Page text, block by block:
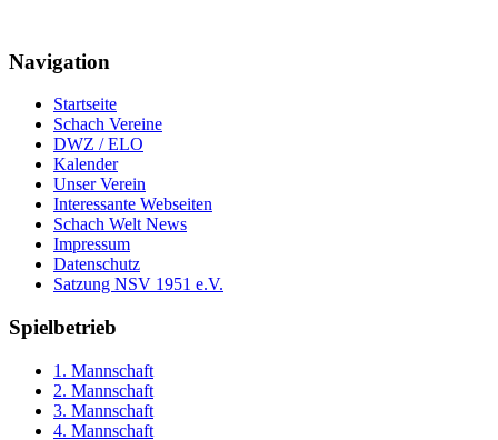
Navigation
Startseite
Schach Vereine
DWZ / ELO
Kalender
Unser Verein
Interessante Webseiten
Schach Welt News
Impressum
Datenschutz
Satzung NSV 1951 e.V.
Spielbetrieb
1. Mannschaft
2. Mannschaft
3. Mannschaft
4. Mannschaft